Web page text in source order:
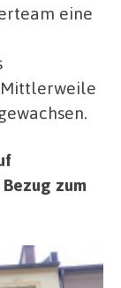
eine
zum